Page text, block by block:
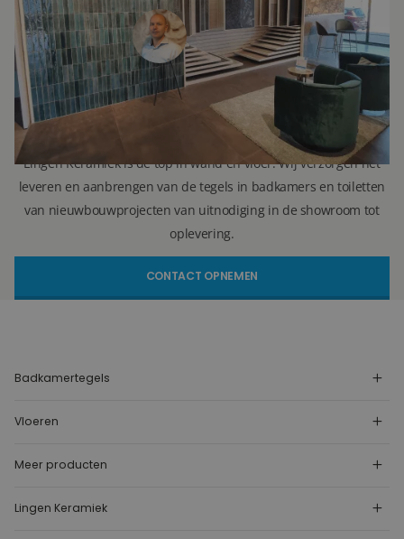
071 579 43 55
(Leiden)
010 202 15 15
(Capelle aan den IJssel)
r.vellekoop@lingenkeramiek.nl
Lingen Keramiek is de top in wand en vloer. Wij verzorgen het
leveren en aanbrengen van de tegels in badkamers en toiletten
van nieuwbouwprojecten van uitnodiging in de showroom tot
oplevering.
CONTACT OPNEMEN
Badkamertegels
Vloeren
Meer producten
Lingen Keramiek